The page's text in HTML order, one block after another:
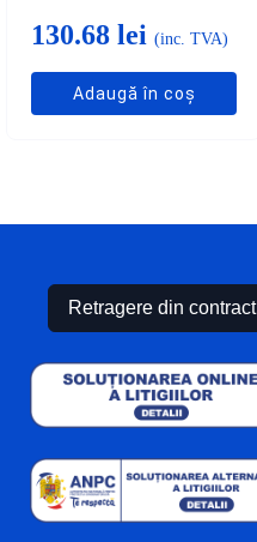
130.68 lei (inc. TVA)
Adaugă în coș
Retragere din contract